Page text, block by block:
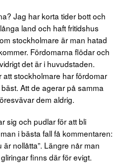
Jag har korta tider bott och
land och haft fritidshus
stockholmare är man hatad
Fördomarna flödar och
det är i huvudstaden.
stockholmare har fördomar
Att de agerar på samma
dem aldrig.
sig och pudlar för att bli
i bästa fall få kommentaren:
nollåtta”. Längre når man
finns där för evigt.